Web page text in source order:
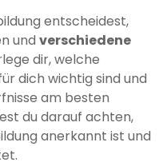
entscheidest,
und verschiedene
dir, welche
dich wichtig sind und
am besten
du darauf achten,
anerkannt ist und